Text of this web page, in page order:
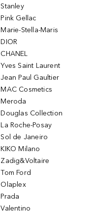
Stanley
Pink Gellac
Marie-Stella-Maris
DIOR
CHANEL
Yves Saint Laurent
Jean Paul Gaultier
MAC Cosmetics
Meroda
Douglas Collection
La Roche-Posay
Sol de Janeiro
KIKO Milano
Zadig&Voltaire
Tom Ford
Olaplex
Prada
Valentino